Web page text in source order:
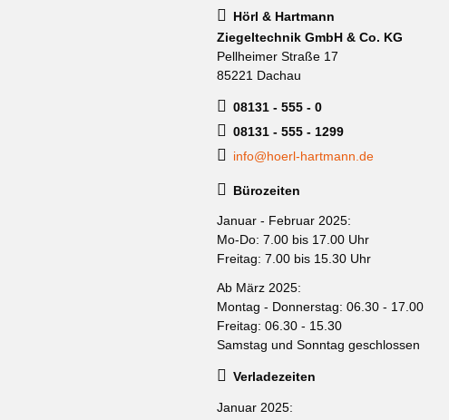
Hörl & Hartmann
Ziegeltechnik GmbH & Co. KG
Pellheimer Straße 17
85221 Dachau
08131 - 555 - 0
08131 - 555 - 1299
info@hoerl-hartmann.de
Bürozeiten
Januar - Februar 2025:
Mo-Do: 7.00 bis 17.00 Uhr
Freitag: 7.00 bis 15.30 Uhr
Ab März 2025:
Montag - Donnerstag: 06.30 - 17.00
Freitag: 06.30 - 15.30
Samstag und Sonntag geschlossen
Verladezeiten
Januar 2025: